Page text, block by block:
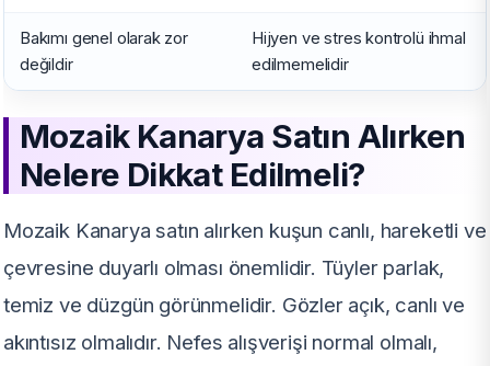
Bakımı genel olarak zor
değildir
Hijyen ve stres kontrolü ihmal
edilmemelidir
Mozaik Kanarya Satın Alırken
Nelere Dikkat Edilmeli?
Mozaik Kanarya satın alırken kuşun canlı, hareketli ve
çevresine duyarlı olması önemlidir. Tüyler parlak,
temiz ve düzgün görünmelidir. Gözler açık, canlı ve
akıntısız olmalıdır. Nefes alışverişi normal olmalı,